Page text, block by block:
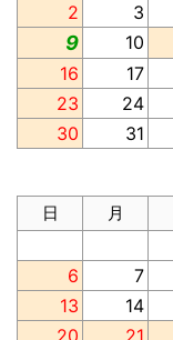
2
3
9 10
16
17
23
24
30
31
日 月
6
7
13
14
20
21